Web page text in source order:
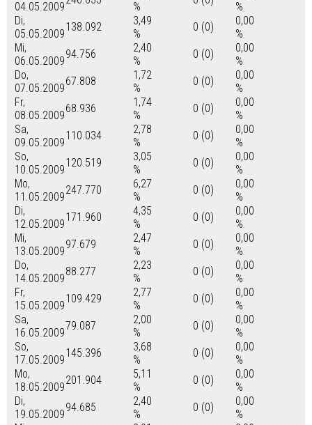
04.05.2009
%
%
Di,
05.05.2009
138.092
3,49
%
0 (0)
0,00
%
Mi,
06.05.2009
94.756
2,40
%
0 (0)
0,00
%
Do,
07.05.2009
67.808
1,72
%
0 (0)
0,00
%
Fr,
08.05.2009
68.936
1,74
%
0 (0)
0,00
%
Sa,
09.05.2009
110.034
2,78
%
0 (0)
0,00
%
So,
10.05.2009
120.519
3,05
%
0 (0)
0,00
%
Mo,
11.05.2009
247.770
6,27
%
0 (0)
0,00
%
Di,
12.05.2009
171.960
4,35
%
0 (0)
0,00
%
Mi,
13.05.2009
97.679
2,47
%
0 (0)
0,00
%
Do,
14.05.2009
88.277
2,23
%
0 (0)
0,00
%
Fr,
15.05.2009
109.429
2,77
%
0 (0)
0,00
%
Sa,
16.05.2009
79.087
2,00
%
0 (0)
0,00
%
So,
17.05.2009
145.396
3,68
%
0 (0)
0,00
%
Mo,
18.05.2009
201.904
5,11
%
0 (0)
0,00
%
Di,
19.05.2009
94.685
2,40
%
0 (0)
0,00
%